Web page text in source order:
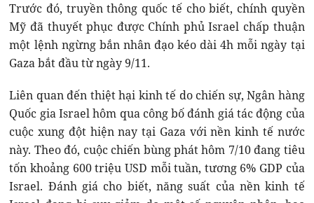
Trước đó, truyền thông quốc tế cho biết, chính quyền
Mỹ đã thuyết phục được Chính phủ Israel chấp thuận
một lệnh ngừng bắn nhân đạo kéo dài 4h mỗi ngày tại
Gaza bắt đầu từ ngày 9/11.
Liên quan đến thiệt hại kinh tế do chiến sự, Ngân hàng
Quốc gia Israel hôm qua công bố đánh giá tác động của
cuộc xung đột hiện nay tại Gaza với nền kinh tế nước
này. Theo đó, cuộc chiến bùng phát hôm 7/10 đang tiêu
tốn khoảng 600 triệu USD mỗi tuần, tương 6% GDP của
Israel. Đánh giá cho biết, năng suất của nền kinh tế